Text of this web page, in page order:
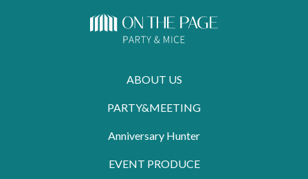
ABOUT US
PARTY&MEETING
Anniversary Hunter
EVENT PRODUCE